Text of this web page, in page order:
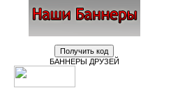
БАННЕРЫ ДРУЗЕЙ